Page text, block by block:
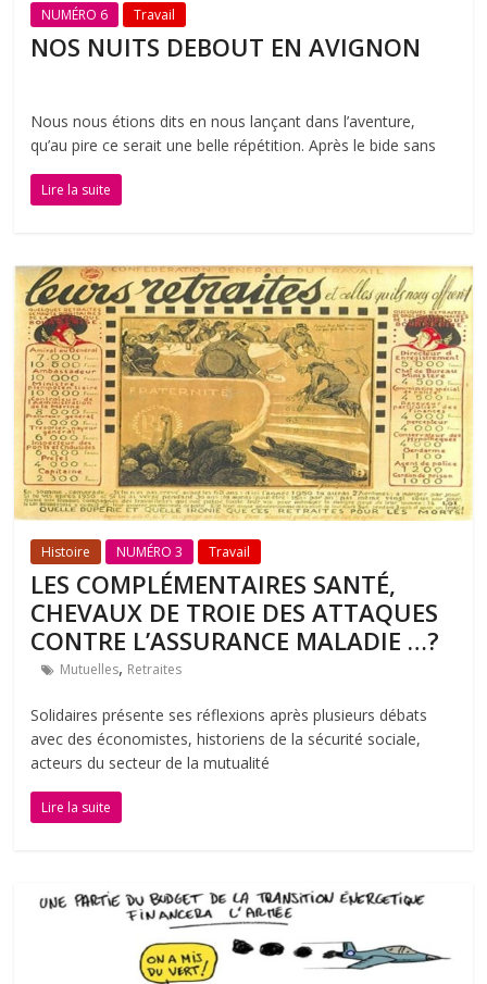
NUMÉRO 6 Travail
NOS NUITS DEBOUT EN AVIGNON
Nous nous étions dits en nous lançant dans l’aventure,
qu’au pire ce serait une belle répétition. Après le bide sans
Lire la suite
Histoire NUMÉRO 3 Travail
LES COMPLÉMENTAIRES SANTÉ,
CHEVAUX DE TROIE DES ATTAQUES
CONTRE L’ASSURANCE MALADIE …?
Mutuelles, Retraites
Solidaires présente ses réflexions après plusieurs débats
avec des économistes, historiens de la sécurité sociale,
acteurs du secteur de la mutualité
Lire la suite